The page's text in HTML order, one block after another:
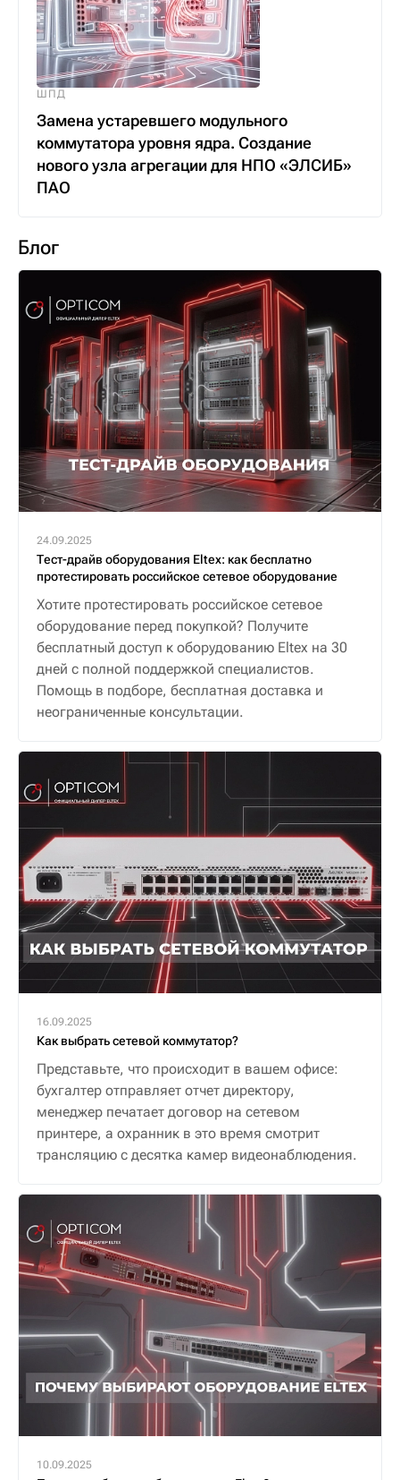
ШПД
Замена устаревшего модульного
коммутатора уровня ядра. Создание
нового узла агрегации для НПО «ЭЛСИБ»
ПАО
Блог
24.09.2025
Тест-драйв оборудования Eltex: как бесплатно
протестировать российское сетевое оборудование
Хотите протестировать российское сетевое
оборудование перед покупкой? Получите
бесплатный доступ к оборудованию Eltex на 30
дней с полной поддержкой специалистов.
Помощь в подборе, бесплатная доставка и
неограниченные консультации.
16.09.2025
Как выбрать сетевой коммутатор?
Представьте, что происходит в вашем офисе:
бухгалтер отправляет отчет директору,
менеджер печатает договор на сетевом
принтере, а охранник в это время смотрит
трансляцию с десятка камер видеонаблюдения.
10.09.2025